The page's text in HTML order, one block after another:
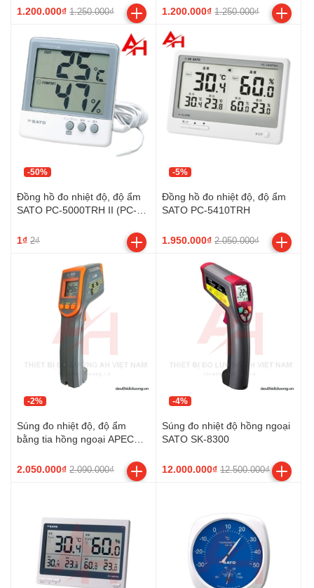
1.200.000₫ 1.250.000₫ 1.200.000₫ 1.250.000₫
-50%
Đồng hồ đo nhiệt độ, độ ẩm
SATO PC-5000TRH II (PC-
1₫ 2₫
-5%
Đồng hồ đo nhiệt độ, độ ẩm
SATO PC-5410TRH
1.950.000₫ 2.050.000₫
-2%
Súng đo nhiệt độ, độ ẩm
bằng tia hồng ngoại APECH
2.050.000₫ 2.090.000₫
-4%
Súng đo nhiệt độ hồng ngoại
SATO SK-8300
12.000.000₫ 12.500.000₫